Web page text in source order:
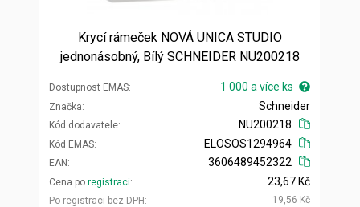
Krycí rámeček NOVÁ UNICA STUDIO
jednonásobný, Bílý SCHNEIDER NU200218
Dostupnost EMAS 1 000 a více ks
Značka
Kód dodavatele
Schneider
NU200218
Kód EMAS
EAN
ELOSOS1294964
3606489452322
Cena po registraci
Po registraci bez DPH
23,67 Kč
19,56 Kč